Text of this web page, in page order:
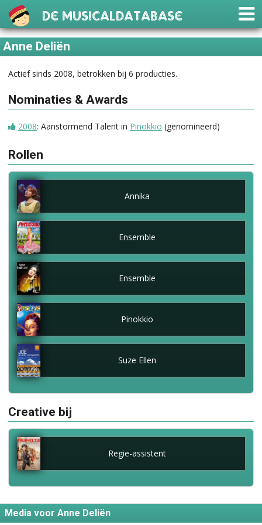
De Musicaldatabase
Anne Deliën
Actief sinds 2008, betrokken bij 6 producties.
Nominaties & Awards
2008: Aanstormend Talent in Pinokkio (genomineerd)
Rollen
Annika
Ensemble
Ensemble
Pinokkio
Suze Ellen
Creative bij
Regie-assistent
Media voor Anne Deliën